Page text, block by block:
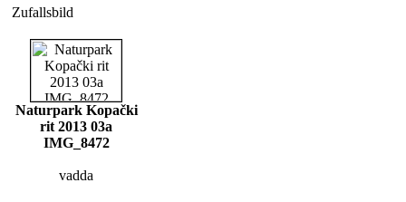
Zufallsbild
Naturpark Kopački
rit 2013 03a
IMG_8472
vadda